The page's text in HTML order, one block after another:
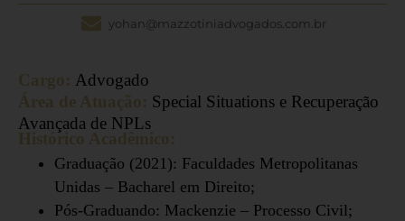
yohan@mazzotiniadvogados.com.br
Cargo: Advogado
Área de Atuação: Special Situations e Recuperação
Avançada de NPLs
Histórico Acadêmico:
Graduação (2021): Faculdades Metropolitanas
Unidas – Bacharel em Direito;
Pós-Graduando: Mackenzie – Processo Civil;